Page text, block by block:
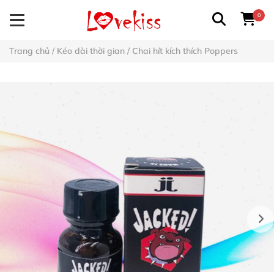
0
Trang chủ / Kéo dài thời gian / Chai hít kích thích Poppers